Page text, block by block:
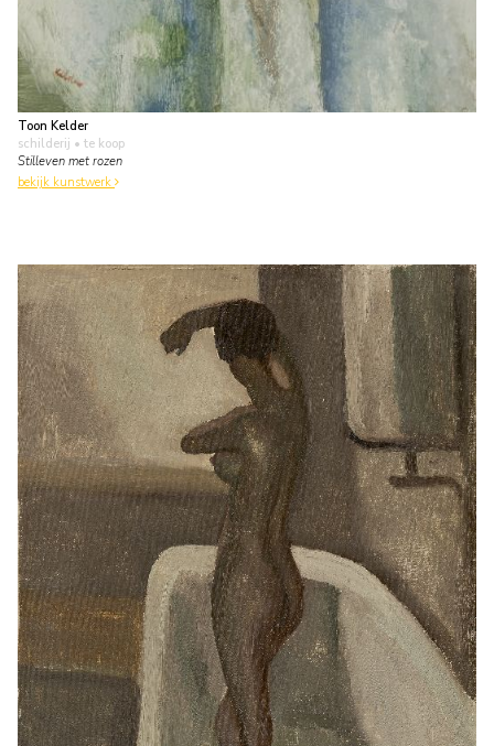
Toon Kelder
schilderij • te koop
Stilleven met rozen
bekijk kunstwerk